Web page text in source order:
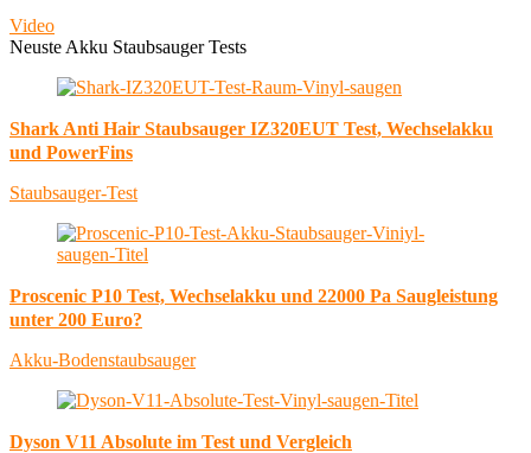
Video
Neuste Akku Staubsauger Tests
Shark Anti Hair Staubsauger IZ320EUT Test, Wechselakku
und PowerFins
Staubsauger-Test
Proscenic P10 Test, Wechselakku und 22000 Pa Saugleistung
unter 200 Euro?
Akku-Bodenstaubsauger
Dyson V11 Absolute im Test und Vergleich